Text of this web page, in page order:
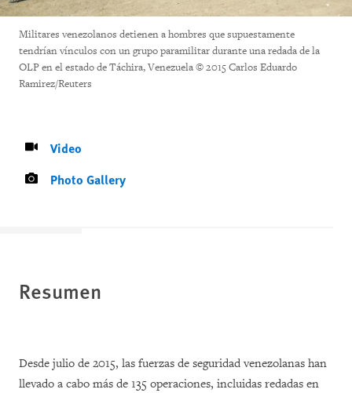
Militares venezolanos detienen a hombres que supuestamente
tendrían vínculos con un grupo paramilitar durante una redada de la
OLP en el estado de Táchira, Venezuela © 2015 Carlos Eduardo
Ramirez/Reuters
Video
Photo Gallery
Resumen
Desde julio de 2015, las fuerzas de seguridad venezolanas han
llevado a cabo más de 135 operaciones, incluidas redadas en